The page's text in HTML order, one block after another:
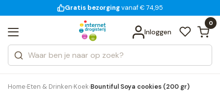
voor 18:00 uur besteld
Gratis bezorging
14 dagen bedenktijd
Inloggen
0
Zoeken
Categorieën
Merken
Bekijk alle resultaten
Home›Eten & Drinken›Koek›Bountiful Soya cookies (200 gr)